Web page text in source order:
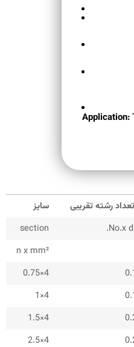
Application:
رشته تقریبی
سایز
No.x
section
n x mm²
4×0.75
4×1
4×1.5
4×2.5